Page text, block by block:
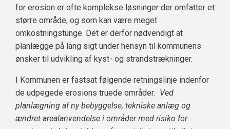
for erosion er ofte komplekse løsninger der omfatter et
større område, og som kan være meget
omkostningstunge. Det er derfor nødvendigt at
planlægge på lang sigt under hensyn til kommunens
ønsker til udvikling af kyst- og strandstrækninger.
I Kommunen er fastsat følgende retningslinje indenfor
de udpegede erosions truede områder: Ved
planlægning af ny bebyggelse, tekniske anlæg og
ændret arealanvendelse i områder med risiko for